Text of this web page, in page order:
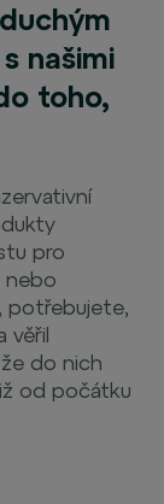
našimi
toho,
pro
nebo
potřebujete,
věřil
do nich
od počátku